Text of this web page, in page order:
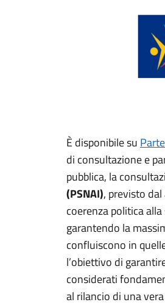
È disponibile su
di consultazione e
pubblica, la
(PSNAI), previsto
coerenza politica
garantendo la
confluiscono in
l’obiettivo di
considerati
al rilancio di una